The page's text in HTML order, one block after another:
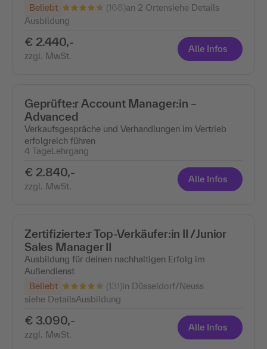
Beliebt
(168)an 2 Ortensiehe Details
Ausbildung
€ 2.440,-
zzgl. MwSt.
Alle Infos
Geprüfte:r Account Manager:in –
Advanced
Verkaufsgespräche und Verhandlungen im Vertrieb
erfolgreich führen
4 TageLehrgang
€ 2.840,-
zzgl. MwSt.
Alle Infos
Zertifizierte:r Top-Verkäufer:in II / Junior
Sales Manager II
Ausbildung für deinen nachhaltigen Erfolg im
Außendienst
Beliebt
(131)in Düsseldorf/Neuss
siehe DetailsAusbildung
€ 3.090,-
zzgl. MwSt.
Alle Infos